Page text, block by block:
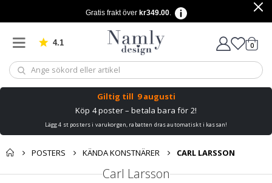
Gratis frakt över kr349.00.
4.1 Baserat på 1030 betyg 0
Giltig till 9 augusti
Köp 4 poster – betala bara för 2!
Lägg 4 st posters i varukorgen, rabatten dras automatiskt i kassan!
POSTERS KÄNDA KONSTNÄRER CARL LARSSON
Carl Larsson